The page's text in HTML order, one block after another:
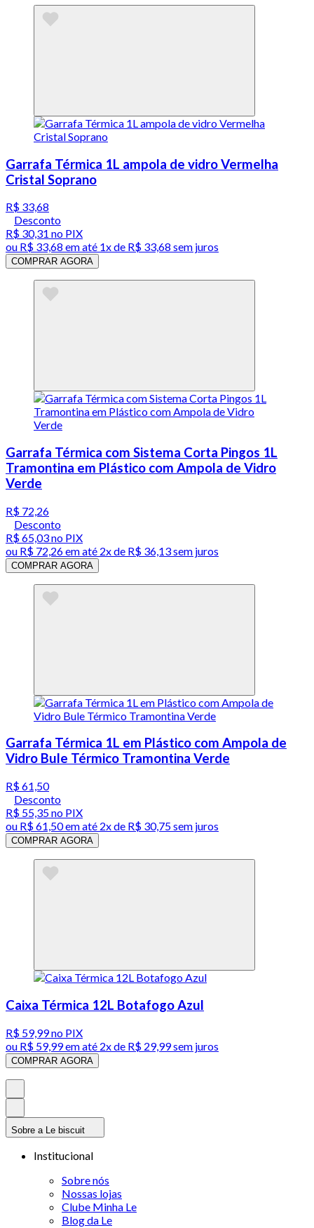
Garrafa Térmica 1L ampola de vidro Vermelha
Cristal Soprano
R$ 33,68
Desconto
R$ 30,31 no PIX
ou R$ 33,68 em até 1x de R$ 33,68 sem juros
COMPRAR AGORA
Garrafa Térmica com Sistema Corta Pingos 1L
Tramontina em Plástico com Ampola de Vidro
Verde
R$ 72,26
Desconto
R$ 65,03no PIX
ou R$ 72,26em até 2x de R$ 36,13 sem juros
COMPRAR AGORA
Garrafa Térmica 1L em Plástico com Ampola de
Vidro Bule Térmico Tramontina Verde
R$ 61,50
Desconto
R$ 55,35no PIX
ou R$ 61,50em até 2x de R$ 30,75 sem juros
COMPRAR AGORA
Caixa Térmica 12L Botafogo Azul
R$ 59,99no PIX
ou R$ 59,99em até 2x de R$ 29,99 sem juros
COMPRAR AGORA
Sobre a Le biscuit
Institucional
Sobre nós
Nossas lojas
Clube Minha Le
Blog da Le